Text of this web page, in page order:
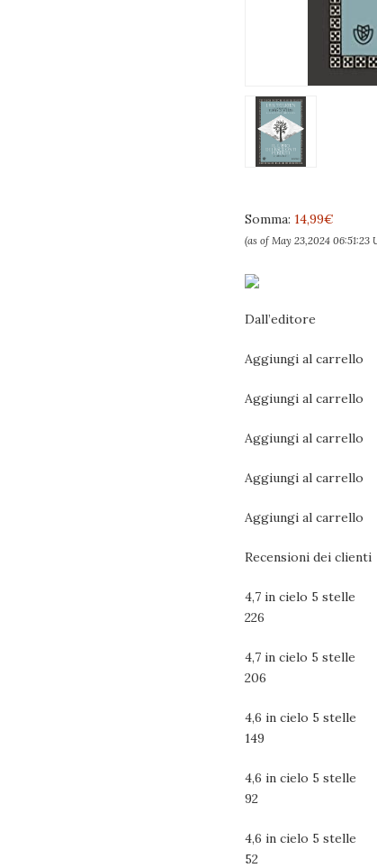
Somma: 14,99€
(as of May 23,2024 06:51:23
Dall’editore
Aggiungi al carrello
Aggiungi al carrello
Aggiungi al carrello
Aggiungi al carrello
Aggiungi al carrello
Recensioni dei clienti
4,7 in cielo 5 stelle
226
4,7 in cielo 5 stelle
206
4,6 in cielo 5 stelle
149
4,6 in cielo 5 stelle
92
4,6 in cielo 5 stelle
52